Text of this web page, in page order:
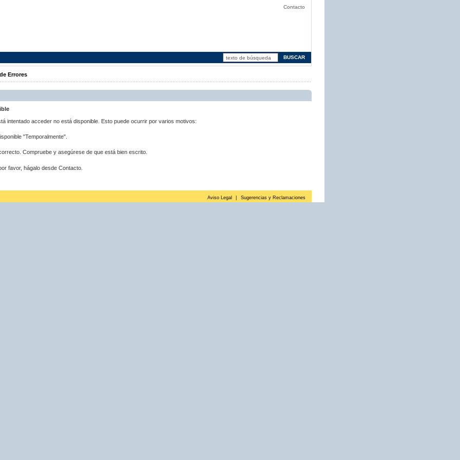
Contacto
Errores
intentado acceder no está disponible. Esto puede ocurrir por varios motivos:
"Temporalmente".
Compruebe y asegúrese de que está bien escrito.
favor, hágalo desde Contacto.
Aviso Legal Sugerencias y Reclamaciones